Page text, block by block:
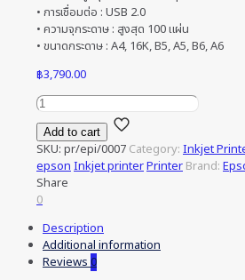
• การเชื่อมต่อ : USB 2.0
• ความจุกระดาษ : สูงสุด 100 แผ่น
• ขนาดกระดาษ : A4, 16K, B5, A5, B6, A6
฿3,790.00
Epson
EcoTank
L3210
Ink
Tank
Printer
quantity
Add to cart
SKU: pr/epi/0007 Category: Inkjet
epson Inkjet printerPrinter Brand:
Share
0
Description
Additional information
Reviews 0